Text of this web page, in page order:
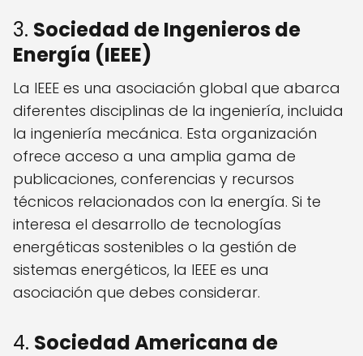
3. Sociedad de Ingenieros de
Energía (IEEE)
La IEEE es una asociación global que abarca
diferentes disciplinas de la ingeniería, incluida
la ingeniería mecánica. Esta organización
ofrece acceso a una amplia gama de
publicaciones, conferencias y recursos
técnicos relacionados con la energía. Si te
interesa el desarrollo de tecnologías
energéticas sostenibles o la gestión de
sistemas energéticos, la IEEE es una
asociación que debes considerar.
4. Sociedad Americana de